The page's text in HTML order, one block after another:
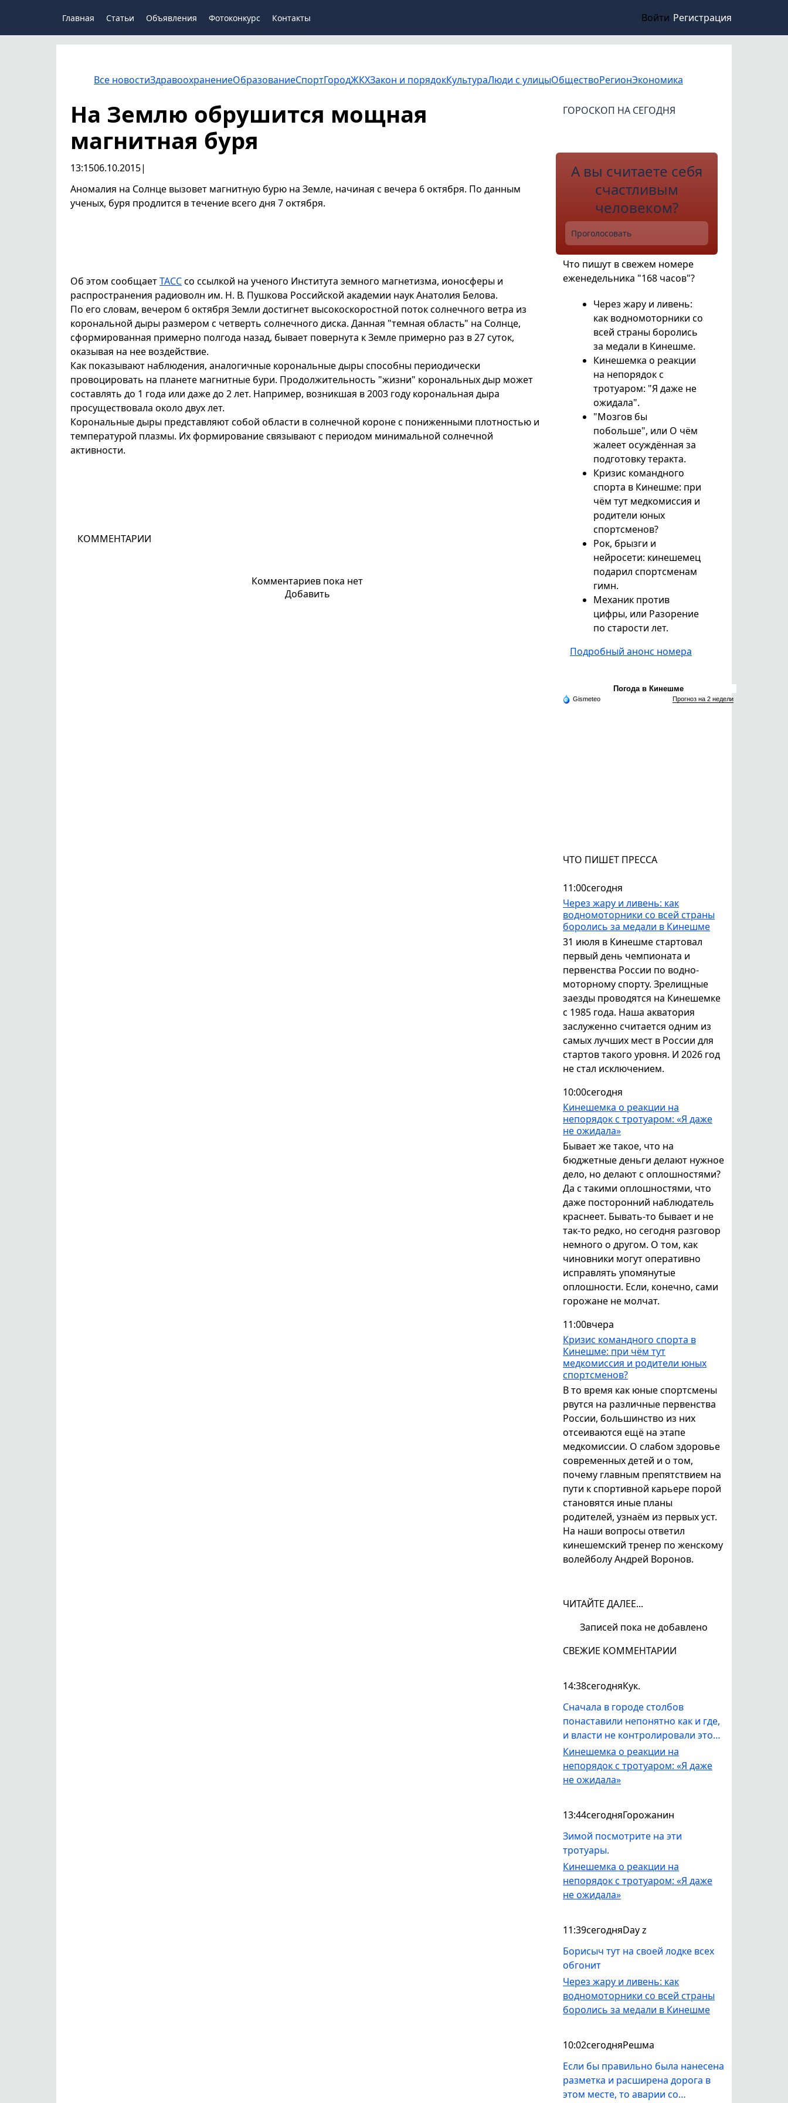
Главная Статьи Объявления Фотоконкурс Контакты Войти Регистрация
Все новостиЗдравоохранениеОбразованиеСпортГородЖКХЗакон и порядокКультураЛюди с улицыОбществоРегионЭкономика
ЧТО ПИШЕТ ПРЕССА
11:00сегодня
Через жару и ливень: как
водномоторники со всей страны
боролись за медали в Кинешме
31 июля в Кинешме стартовал
первый день чемпионата и
первенства России по водно-
моторному спорту. Зрелищные
заезды проводятся на Кинешемке
с 1985 года. Наша акватория
заслуженно считается одним из
самых лучших мест в России для
стартов такого уровня. И 2026 год
не стал исключением.
10:00сегодня
Кинешемка о реакции на
непорядок с тротуаром: «Я даже
не ожидала»
Бывает же такое, что на
бюджетные деньги делают нужное
дело, но делают с оплошностями?
Да с такими оплошностями, что
даже посторонний наблюдатель
краснеет. Бывать-то бывает и не
так-то редко, но сегодня разговор
немного о другом. О том, как
чиновники могут оперативно
исправлять упомянутые
оплошности. Если, конечно, сами
горожане не молчат.
11:00вчера
Кризис командного спорта в
Кинешме: при чём тут
медкомиссия и родители юных
спортсменов?
В то время как юные спортсмены
рвутся на различные первенства
России, большинство из них
отсеиваются ещё на этапе
медкомиссии. О слабом здоровье
современных детей и о том,
почему главным препятствием на
пути к спортивной карьере порой
становятся иные планы
родителей, узнаём из первых уст.
На наши вопросы ответил
кинешемский тренер по женскому
волейболу Андрей Воронов.
ЧИТАЙТЕ ДАЛЕЕ...
Записей пока не добавлено
СВЕЖИЕ КОММЕНТАРИИ
14:38сегодняКук.
Сначала в городе столбов
понаставили непонятно как и где,
и власти не контролировали этот
процесс. Теперь дороги и
тротуары обустраивают порой
так, что действительно простые
изначально не утверждали.
Тов.Ступин взыщите с конкретных
руководителей излишнее затраты
например за перенос этих
столбов.
Кинешемка о реакции на
непорядок с тротуаром: «Я даже
не ожидала»
13:44сегодняГорожанин
Зимой посмотрите на эти
тротуары.
Кинешемка о реакции на
непорядок с тротуаром: «Я даже
не ожидала»
11:39сегодняDay z
Борисыч тут на своей лодке всех
обгонит
Через жару и ливень: как
водномоторники со всей страны
боролись за медали в Кинешме
10:02сегодняРешма
Если бы правильно была нанесена
разметка и расширена дорога в
этом месте, то аварии со
На Землю обрушится мощная
магнитная буря
13:1506.10.2015|
Аномалия на Солнце вызовет магнитную бурю на Земле, начиная с вечера 6 октября. По данным
ученых, буря продлится в течение всего дня 7 октября.
Об этом сообщаетТАССсо ссылкой на ученого Института земного магнетизма, ионосферы и
распространения радиоволн им. Н. В. Пушкова Российской академии наук Анатолия Белова.
По его словам, вечером 6 октября Земли достигнет высокоскоростной поток солнечного ветра из
корональной дыры размером с четверть солнечного диска. Данная "темная область" на Солнце,
сформированная примерно полгода назад, бывает повернута к Земле примерно раз в 27 суток,
оказывая на нее воздействие.
Как показывают наблюдения, аналогичные корональные дыры способны периодически
провоцировать на планете магнитные бури. Продолжительность "жизни" корональных дыр может
составлять до 1 года или даже до 2 лет. Например, возникшая в 2003 году корональная дыра
просуществовала около двух лет.
Корональные дыры представляют собой области в солнечной короне с пониженными плотностью и
температурой плазмы. Их формирование связывают с периодом минимальной солнечной
активности.
КОММЕНТАРИИ
Комментариев пока нет
Добавить
ГОРОСКОП НА СЕГОДНЯ
А вы считаете себя
счастливым
человеком?
Проголосовать
Что пишут в свежем номере
еженедельника "168 часов"?
Через жару и ливень:
как водномоторники со
всей страны боролись
за медали в Кинешме.
Кинешемка о реакции
на непорядок с
тротуаром: "Я даже не
ожидала".
"Мозгов бы
побольше", или О чём
жалеет осуждённая за
подготовку теракта.
Кризис командного
спорта в Кинешме: при
чём тут медкомиссия и
родители юных
спортсменов?
Рок, брызги и
нейросети: кинешемец
подарил спортсменам
гимн.
Механик против
цифры, или Разорение
по старости лет.
Подробный анонс номера
Погода в Кинешме
Gismeteo Прогноз на 2 недели